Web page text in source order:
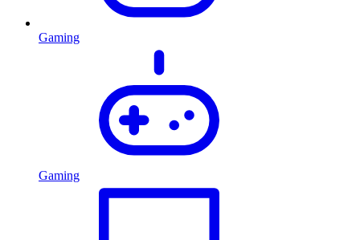
Gaming
Gaming